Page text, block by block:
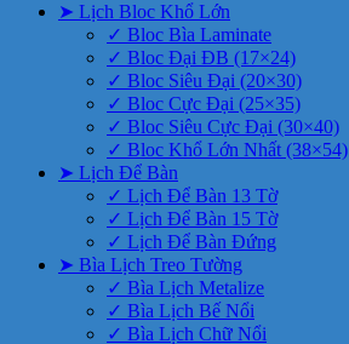
➤ Lịch Bloc Khổ Lớn
✓ Bloc Bìa Laminate
✓ Bloc Đại ĐB (17×24)
✓ Bloc Siêu Đại (20×30)
✓ Bloc Cực Đại (25×35)
✓ Bloc Siêu Cực Đại (30×40)
✓ Bloc Khổ Lớn Nhất (38×54)
➤ Lịch Để Bàn
✓ Lịch Để Bàn 13 Tờ
✓ Lịch Để Bàn 15 Tờ
✓ Lịch Để Bàn Đứng
➤ Bìa Lịch Treo Tường
✓ Bìa Lịch Metalize
✓ Bìa Lịch Bế Nổi
✓ Bìa Lịch Chữ Nổi